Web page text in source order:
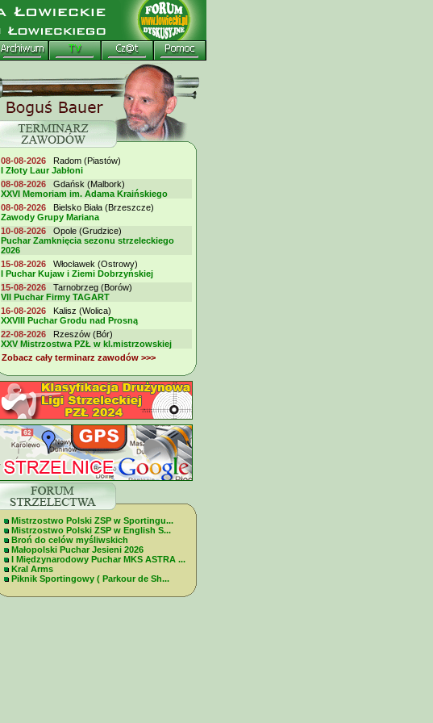
08-08-2026 Radom (Piastów)
I Złoty Laur Jabłoni
08-08-2026 Gdańsk (Malbork)
XXVI Memoriam im. Adama Kraińskiego
08-08-2026 Bielsko Biała (Brzeszcze)
Zawody Grupy Mariana
10-08-2026 Opole (Grudzice)
Puchar Zamknięcia sezonu strzeleckiego
2026
15-08-2026 Włocławek (Ostrowy)
I Puchar Kujaw i Ziemi Dobrzyńskiej
15-08-2026 Tarnobrzeg (Borów)
VII Puchar Firmy TAGART
16-08-2026 Kalisz (Wolica)
XXVIII Puchar Grodu nad Prosną
22-08-2026 Rzeszów (Bór)
XXV Mistrzostwa PZŁ w kl.mistrzowskiej
Zobacz cały terminarz zawodów >>>
Mistrzostwo Polski ZSP w Sportingu...
Mistrzostwo Polski ZSP w English S...
Broń do celów myśliwskich
Małopolski Puchar Jesieni 2026
I Międzynarodowy Puchar MKS ASTRA ...
Kral Arms
Piknik Sportingowy ( Parkour de Sh...